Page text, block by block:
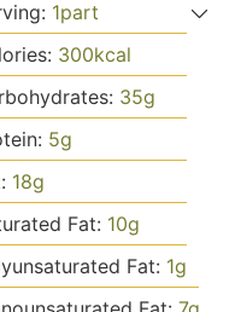
1part
300kcal
35g
5g
18g
Fat: 10g
Fat: 1g